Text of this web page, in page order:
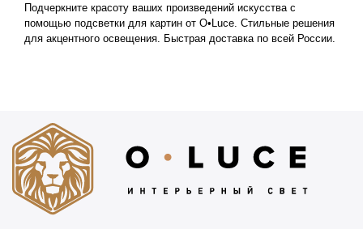
Подчеркните красоту ваших произведений искусства с
помощью подсветки для картин от O•Luce. Стильные решения
для акцентного освещения. Быстрая доставка по всей России.